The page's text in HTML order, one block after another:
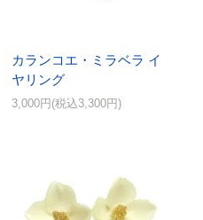
カランコエ・ミラベラ イ
ヤリング
3,000円(税込3,300円)